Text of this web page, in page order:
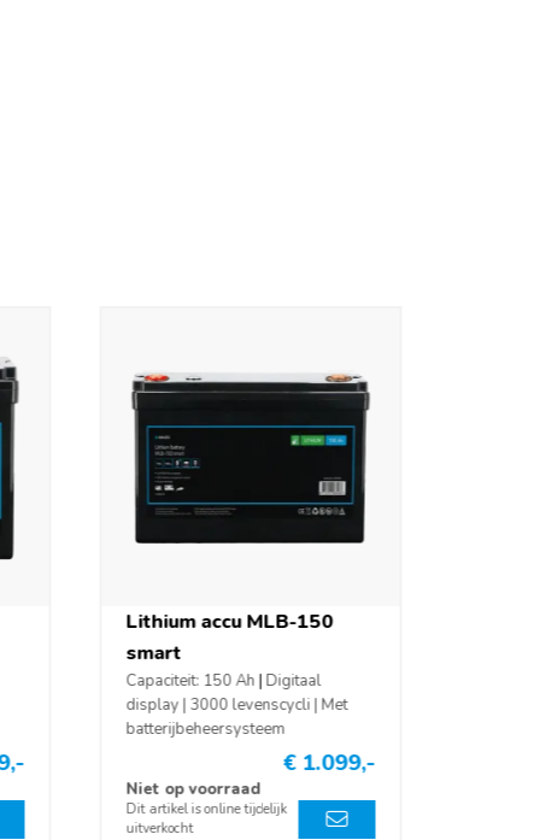
Lithium accu MLB-150
smart
Capaciteit: 150 Ah | Digitaal
display | 3000 levenscycli | Met
batterijbeheersysteem
€ 1.099,-
Niet op voorraad
Dit artikel is online tijdelijk
uitverkocht